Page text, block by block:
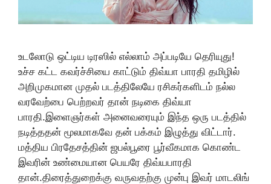
உடலோடு ஒட்டிய டிரஸில் எல்லாம் அப்படியே தெரியுது!
உச்ச கட்ட கவர்ச்சியை காட்டும் திவ்யா பாரதி தமிழில்
அறிமுகமான முதல் படத்திலேயே ரசிகர்களிடம் நல்ல
வரவேற்பை பெற்றவர் தான் நடிகை திவ்யா
பாரதி.இளைஞர்கள் அனைவரையும் இந்த ஒரு படத்தில்
நடித்ததன் மூலமாகவே தன் பக்கம் இழுத்து விட்டார்.
மத்திய பிரதேசத்தின் ஜபல்பூரை பூர்வீகமாக கொண்ட
இவரின் உண்மையான பெயரே திவ்யபாரதி
தான்.திரைத்துறைக்கு வருவதற்கு முன்பு இவர் மாடலிங்